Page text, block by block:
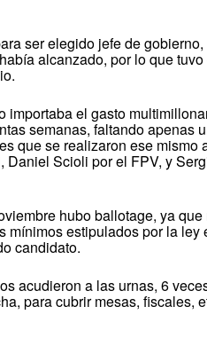
ser elegido jefe de
alcanzado, por lo que
el gasto
semanas, faltando apenas
que se realizaron ese mismo
Scioli por el FPV, y
hubo ballotage, ya
estipulados por la ley
candidato.
acudieron a las urnas, 6
para cubrir mesas, fiscales,